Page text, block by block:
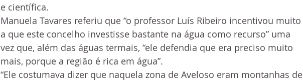
e científica.
Manuela Tavares referiu que “o professor Luís Ribeiro incentivou muito
a que este concelho investisse bastante na água como recurso” uma
vez que, além das águas termais, “ele defendia que era preciso muito
mais, porque a região é rica em água”.
“Ele costumava dizer que naquela zona de Aveloso eram montanhas de